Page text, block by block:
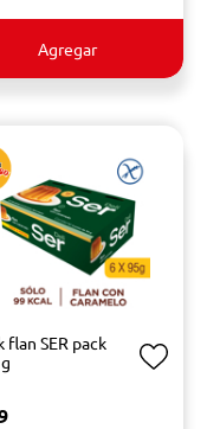
Agregar
flan SER pack